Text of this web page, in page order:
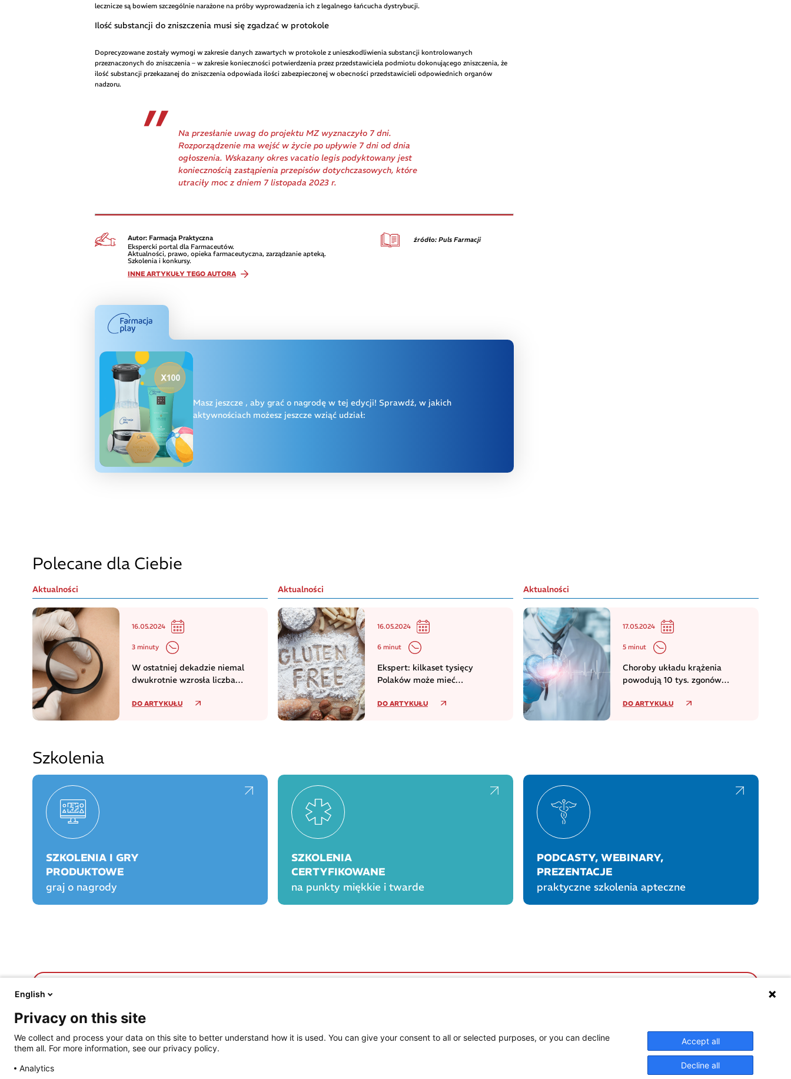
lecznicze są bowiem szczególnie narażone na próby wyprowadzenia ich z legalnego łańcucha dystrybucji.
Ilość substancji do zniszczenia musi się zgadzać w protokole
Doprecyzowane zostały wymogi w zakresie danych zawartych w protokole z unieszkodliwienia substancji kontrolowanych
przeznaczonych do zniszczenia – w zakresie konieczności potwierdzenia przez przedstawiciela podmiotu dokonującego zniszczenia, że
ilość substancji przekazanej do zniszczenia odpowiada ilości zabezpieczonej w obecności przedstawicieli odpowiednich organów
nadzoru.
Na przesłanie uwag do projektu MZ wyznaczyło 7 dni.
Rozporządzenie ma wejść w życie po upływie 7 dni od dnia
ogłoszenia. Wskazany okres vacatio legis podyktowany jest
koniecznością zastąpienia przepisów dotychczasowych, które
utraciły moc z dniem 7 listopada 2023 r.
Autor: Farmacja Praktyczna
Ekspercki portal dla Farmaceutów.
Aktualności, prawo, opieka farmaceutyczna, zarządzanie apteką.
Szkolenia i konkursy.
INNE ARTYKUŁY TEGO AUTORA
źródło: Puls Farmacji
Masz jeszcze , aby grać o nagrodę w tej edycji! Sprawdź, w jakich
aktywnościach możesz jeszcze wziąć udział:
Polecane dla Ciebie
Aktualności
16.05.2024
3 minuty
W ostatniej dekadzie niemal
dwukrotnie wzrosła liczba
DO ARTYKUŁU
Aktualności
16.05.2024
6 minut
Ekspert: kilkaset tysięcy
Polaków może mieć
DO ARTYKUŁU
Aktualności
17.05.2024
5 minut
Choroby układu krążenia
powodują 10 tys. zgonów
WHO
DO ARTYKUŁU
Szkolenia
SZKOLENIA I GRY
PRODUKTOWE
graj o nagrody
SZKOLENIA
CERTYFIKOWANE
na punkty miękkie i twarde
PODCASTY, WEBINARY,
PREZENTACJE
praktyczne szkolenia apteczne
Aktualności
Prawo
Opieka farmaceutyczna
Prowadzenie apteki
Archiwum e-wydań
Rankingi
Szkolenia certyfikowane
Regulamin konkursu Farmacja Play
English
Privacy on this site
We collect and process your data on this site to better understand how it is used. You can give your consent to all or selected purposes, or you can decline
them all. For more information, see our privacy policy.
Analytics
Accept all
Decline all